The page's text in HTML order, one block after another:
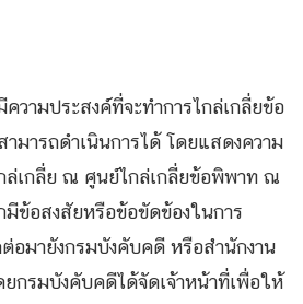
วามประสงค์ที่จะทำการไกล่เกลี่ยข้อ
ารถดำเนินการได้ โดยแสดงความ
ล่เกลี่ย ณ ศูนย์ไกล่เกลี่ยข้อพิพาท ณ
ข้อสงสัยหรือข้อขัดข้องในการ
อมายังกรมบังคับคดี หรือสำนักงาน
กรมบังคับคดีได้จัดเจ้าหน้าที่เพื่อให้